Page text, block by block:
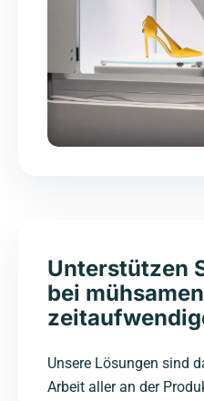
Unterstützen
bei
Unsere Lösungen sind
Arbeit aller an der